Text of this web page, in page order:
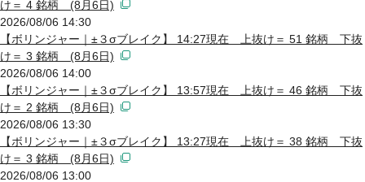
け＝ 4 銘柄 (8月6日)
2026/08/06 14:30
【ボリンジャー｜±３σブレイク】 14:27現在 上抜け＝ 51 銘柄 下抜
け＝ 3 銘柄 (8月6日)
2026/08/06 14:00
【ボリンジャー｜±３σブレイク】 13:57現在 上抜け＝ 46 銘柄 下抜
け＝ 2 銘柄 (8月6日)
2026/08/06 13:30
【ボリンジャー｜±３σブレイク】 13:27現在 上抜け＝ 38 銘柄 下抜
け＝ 3 銘柄 (8月6日)
2026/08/06 13:00